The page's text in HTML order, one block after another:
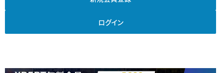
ログイン